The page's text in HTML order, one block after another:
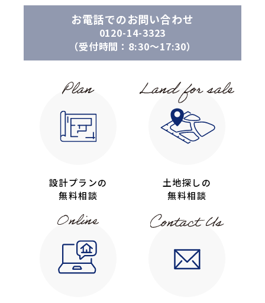
お電話でのお問い合わせ
0120-14-3323
（受付時間：8:30〜17:30）
設計プランの
無料相談
土地探しの
無料相談